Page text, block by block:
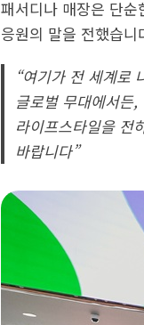
패서디나 매장은 단
응원의 말을 전했습니
“여기가 전 세계로
글로벌 무대에서든
라이프스타일을 전
바랍니다”